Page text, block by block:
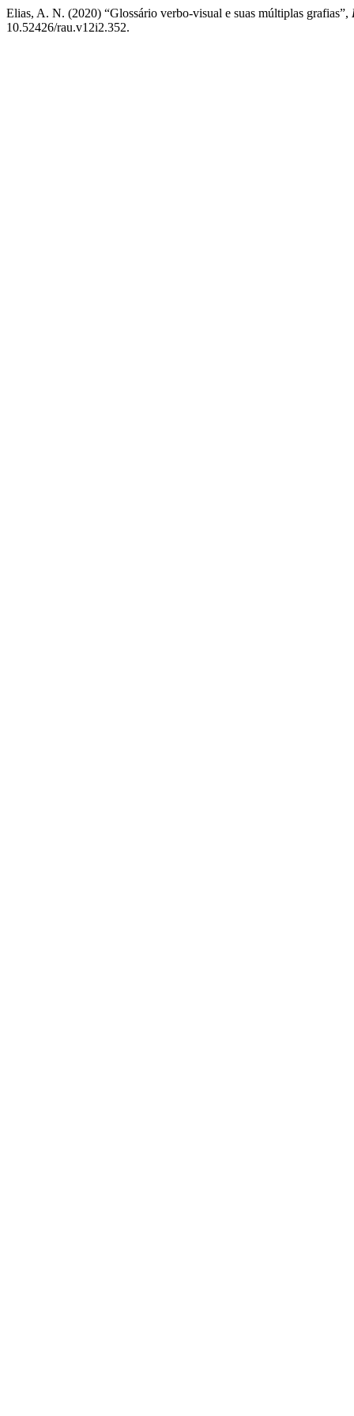
Elias, A. N. (2020) “Glossário verbo-visual e suas múltiplas grafias”,
10.52426/rau.v12i2.352.